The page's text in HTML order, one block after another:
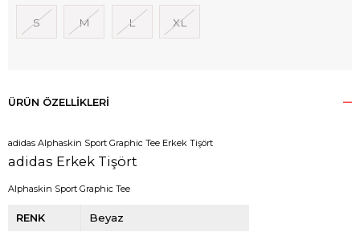
S M L XL
ÜRÜN ÖZELLIKLERI
adidas Alphaskin Sport Graphic Tee Erkek Tişört
adidas Erkek Tişört
Alphaskin Sport Graphic Tee
RENK Beyaz